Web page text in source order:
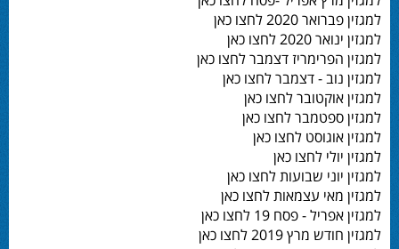
למגזין פברואר 2020 לחצו כאן
למגזין ינואר 2020 לחצו כאן
למגזין הפרימריז דצמבר לחצו כאן
למגזין נוב - דצמבר לחצו כאן
למגזין אוקטובר לחצו כאן
למגזין ספטמבר לחצו כאן
למגזין אוגוסט לחצו כאן
למגזין יולי לחצו כאן
למגזין יוני שבועות לחצו כאן
למגזין מאי עצמאות לחצו כאן
למגזין אפריל - פסח 19 לחצו כאן
למגזין חודש מרץ 2019 לחצו כאן